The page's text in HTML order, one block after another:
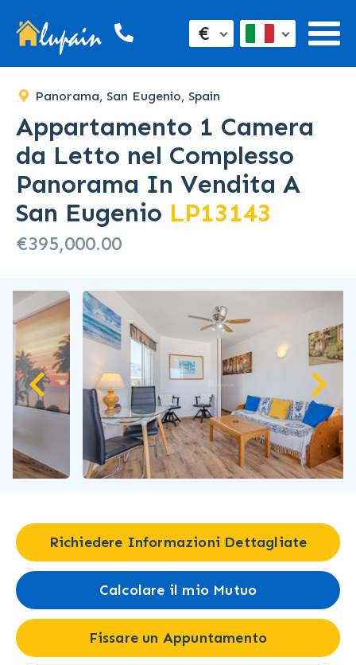
€
Panorama, San Eugenio, Spain
Appartamento 1 Camera
da Letto nel Complesso
Panorama In Vendita A
San Eugenio LP13143
€395,000.00
Richiedere Informazioni Dettagliate
Calcolare il mio Mutuo
Fissare un Appuntamento